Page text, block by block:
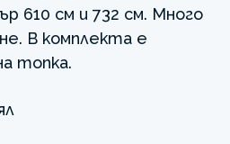
610 см и 732 см. Много
В комплекта е
топка.